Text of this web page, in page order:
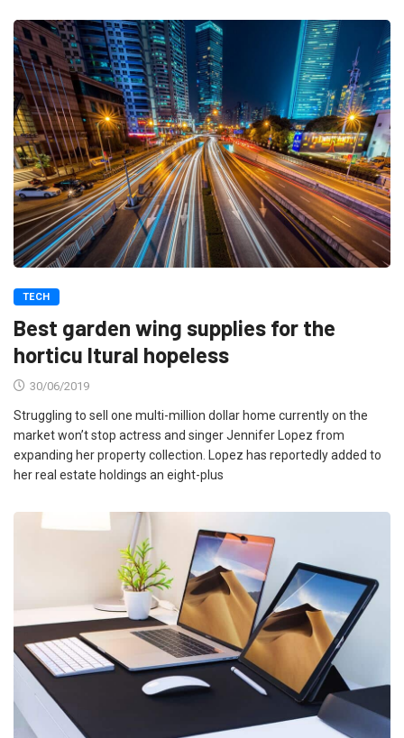
TECH
Best garden wing supplies for the
horticu ltural hopeless
30/06/2019
Struggling to sell one multi-million dollar home currently on the
market won’t stop actress and singer Jennifer Lopez from
expanding her property collection. Lopez has reportedly added to
her real estate holdings an eight-plus